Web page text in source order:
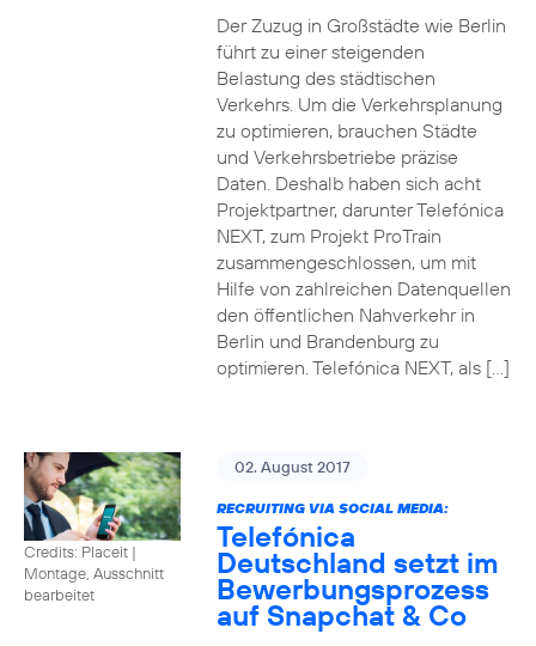
Der Zuzug in Großstädte wie Berlin
führt zu einer steigenden
Belastung des städtischen
Verkehrs. Um die Verkehrsplanung
zu optimieren, brauchen Städte
und Verkehrsbetriebe präzise
Daten. Deshalb haben sich acht
Projektpartner, darunter Telefónica
NEXT, zum Projekt ProTrain
zusammengeschlossen, um mit
Hilfe von zahlreichen Datenquellen
den öffentlichen Nahverkehr in
Berlin und Brandenburg zu
optimieren. Telefónica NEXT, als […]
Credits: Placeit |
Montage, Ausschnitt
bearbeitet
02. August 2017
RECRUITING VIA SOCIAL MEDIA:
Telefónica
Deutschland setzt im
Bewerbungsprozess
auf Snapchat & Co